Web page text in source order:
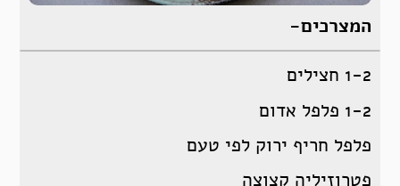
המצרכים-
1-2 חצילים
1-2 פלפל אדום
פלפל חריף ירוק לפי טעם
פטרוזיליה קצוצה